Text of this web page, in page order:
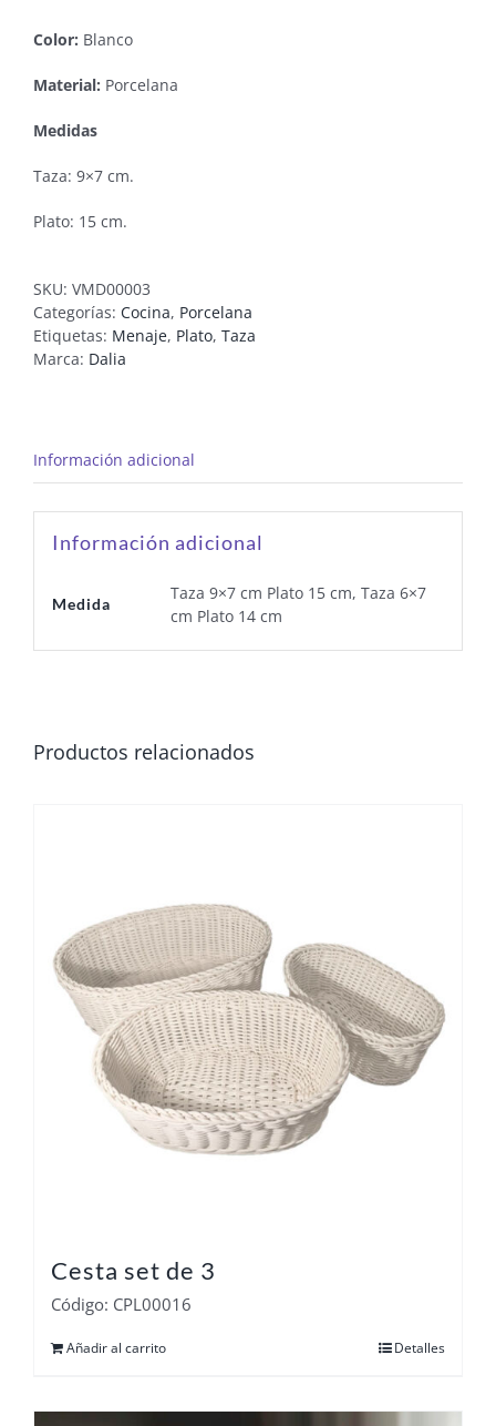
Color: Blanco
Material: Porcelana
Medidas
Taza: 9×7 cm.
Plato: 15 cm.
SKU: VMD00003
Categorías: Cocina, Porcelana
Etiquetas: Menaje, Plato, Taza
Marca: Dalia
Información adicional
Información adicional
Medida
Taza 9×7 cm Plato 15 cm, Taza 6×7
cm Plato 14 cm
Productos relacionados
Cesta set de 3
Código: CPL00016
Añadir al carrito Detalles